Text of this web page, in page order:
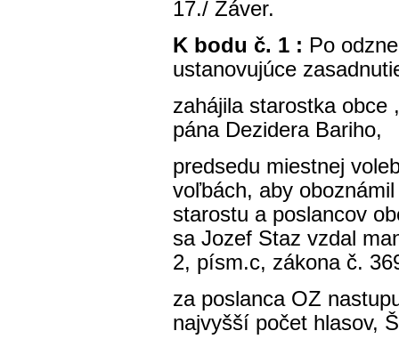
17./ Záver.
K bodu č. 1 : Po
ustanovujúce
zahájila starostka obce
pána Dezidera Bariho,
predsedu miestnej
voľbách, aby
starostu a poslancov
sa Jozef Staz vzdal
2, písm.c, zákona č.
za poslanca OZ
najvyšší počet hlasov,